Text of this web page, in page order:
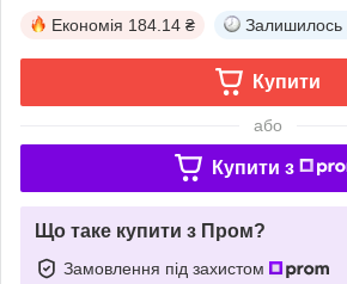
Економія 184.14 ₴ Залишилось
Купити
або
Купити з
Що таке купити з Пром?
Замовлення під захистом